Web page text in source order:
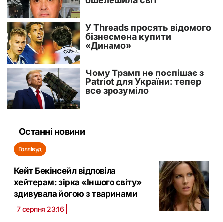
Останні новини
Голлівуд
Кейт Бекінсейл відповіла
хейтерам: зірка «Іншого світу»
здивувала йогою з тваринами
7 серпня 23:16